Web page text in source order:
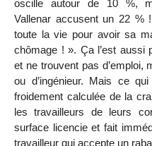
oscille autour de 10 %,
Vallenar accusent un 22 %
toute la vie pour avoir sa
chômage ! ». Ça l’est aussi
et ne trouvent pas d’emploi,
ou d’ingénieur. Mais ce
froidement calculée de la
les travailleurs de leurs
surface licencie et fait
travailleur qui accepte un